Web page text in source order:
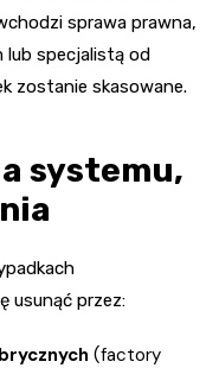
sprawa prawna,
lub specjalistą od
zostanie skasowane.
systemu,
usunąć przez:
(factory